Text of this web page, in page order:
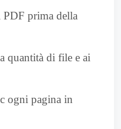
PDF prima della
quantità di file e ai
ogni pagina in